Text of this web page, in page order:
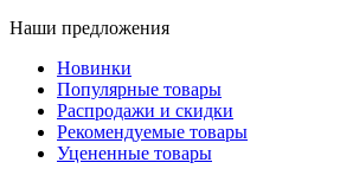
Наши предложения
Новинки
Популярные товары
Распродажи и скидки
Рекомендуемые товары
Уцененные товары